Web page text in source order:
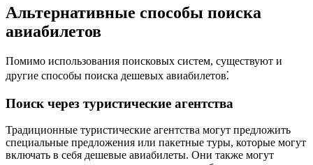
Альтернативные способы поиска
авиабилетов
Помимо использования поисковых систем, существуют и
другие способы поиска дешевых авиабилетов⁚
Поиск через туристические агентства
Традиционные туристические агентства могут предложить
специальные предложения или пакетные туры, которые могут
включать в себя дешевые авиабилеты. Они также могут